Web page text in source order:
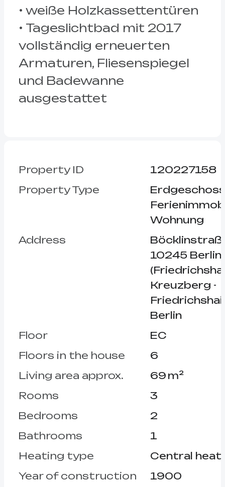
• weiße Holzkassettentüren
• Tageslichtbad mit 2017
vollständig erneuerten
Armaturen, Fliesenspiegel
und Badewanne
ausgestattet
Property ID
120227158
Property Type
Wohnung
Address
10245 Berlin
Kreuzberg -
Berlin
Floor
EC
Floors in the house
6
Living area approx.
69 m²
Rooms
3
Bedrooms
2
Bathrooms
1
Heating type
Central
Year of construction
1900